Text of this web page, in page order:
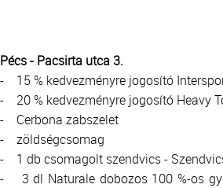
Pécs - Pacsirta utca 3.
- 15 % kedvezményre jogosító
- 20 % kedvezményre jogosító Heavy
- Cerbona zabszelet
- zöldségcsomag
- 1 db csomagolt szendvics -
- 3 dl Naturale dobozos 100 %-os